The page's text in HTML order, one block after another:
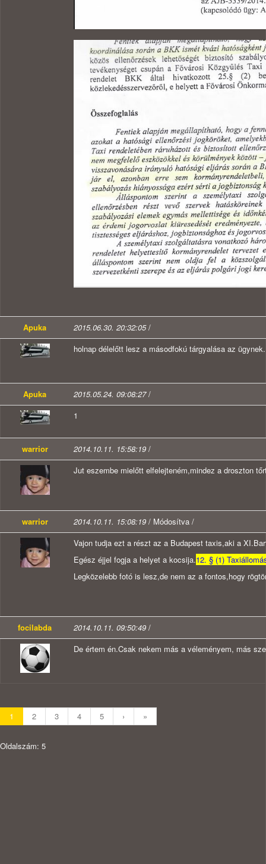
Apuka 2015.06.30. 20:32:05/
holnap délelőtt lesz a másodfokú tárgyalása az ügynek.
Apuka 2015.05.24. 09:08:27/
1
warrior 2014.10.11. 15:58:19 /
Jut eszembe mielőtt elfelejteném,mindez a droszton
warrior 2014.10.11. 15:08:19 / Módosítva /
Vajon tudja ezt a részt az a Budapest taxis,aki a
Egész éjjel fogja a helyet a kocsija.12. § (1)
Legközelebb fotó is lesz,de nem az a fontos,hogy
focilabda 2014.10.11. 09:50:49 /
De értem én.Csak nekem más a véleményem, más
1 2 3 4 5 › »
Oldalszám: 5